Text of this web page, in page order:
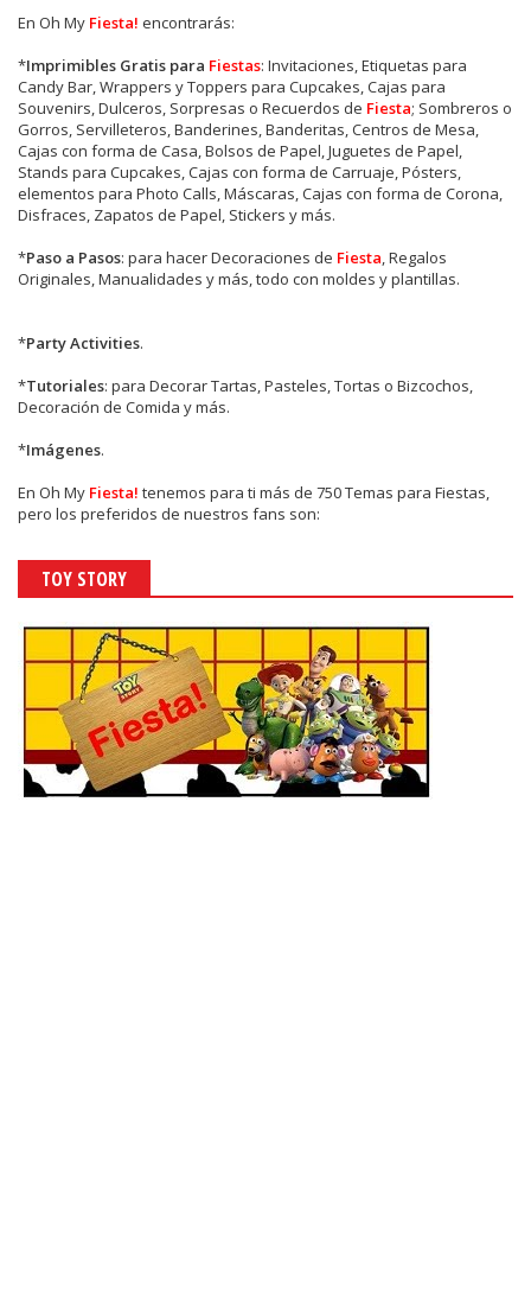
En Oh My Fiesta! encontrarás:
*Imprimibles Gratis para Fiestas: Invitaciones, Etiquetas para
Candy Bar, Wrappers y Toppers para Cupcakes, Cajas para
Souvenirs, Dulceros, Sorpresas o Recuerdos de Fiesta; Sombreros o
Gorros, Servilleteros, Banderines, Banderitas, Centros de Mesa,
Cajas con forma de Casa, Bolsos de Papel, Juguetes de Papel,
Stands para Cupcakes, Cajas con forma de Carruaje, Pósters,
elementos para Photo Calls, Máscaras, Cajas con forma de Corona,
Disfraces, Zapatos de Papel, Stickers y más.
*Paso a Pasos: para hacer Decoraciones de Fiesta, Regalos
Originales, Manualidades y más, todo con moldes y plantillas.
*Party Activities.
*Tutoriales: para Decorar Tartas, Pasteles, Tortas o Bizcochos,
Decoración de Comida y más.
*Imágenes.
En Oh My Fiesta! tenemos para ti más de 750 Temas para Fiestas,
pero los preferidos de nuestros fans son:
TOY STORY